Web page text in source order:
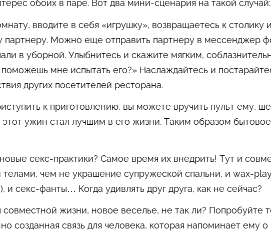
обоих в паре. Вот два мини-сценария на такой случай:
вводите в себя «игрушку», возвращаетесь к столику
партнеру. Можно еще отправить партнеру в мессенджер
в уборной. Улыбнитесь и скажите мягким,
мне испытать его?» Наслаждайтесь и
других посетителей ресторана.
к приготовлению, вы можете вручить пульт ему,
ужин стал лучшим в его жизни. Таким образом
секс-практики? Самое время их внедрить! Тут и
чем не украшение супружеской спальни, и wax-
и секс-фанты… Когда удивлять друг друга, как не сейчас?
совместной жизни, новое веселье, не так ли? Попробуйте
созданная связь для человека, которая напоминает ему о